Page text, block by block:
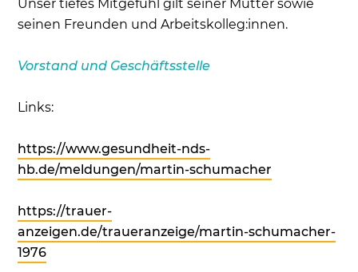
Unser tiefes Mitgefühl gilt seiner Mutter sowie
seinen Freunden und Arbeitskolleg:innen.
Vorstand und Geschäftsstelle
Links:
https://www.gesundheit-nds-
hb.de/meldungen/martin-schumacher
https://trauer-
anzeigen.de/traueranzeige/martin-schumacher-
1976